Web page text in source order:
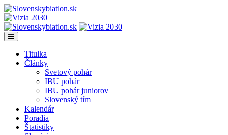
Titulka
Články
Svetový pohár
IBU pohár
IBU pohár juniorov
Slovenský tím
Kalendár
Poradia
Štatistiky